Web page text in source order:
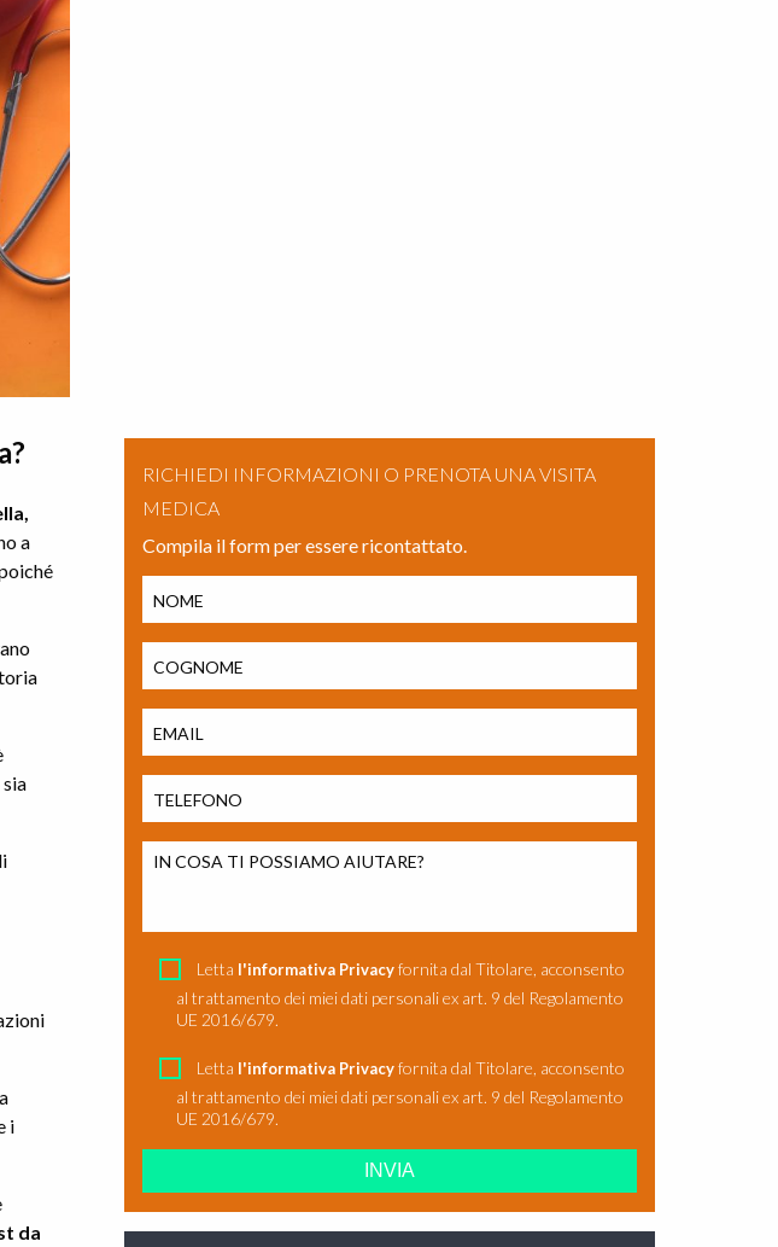
a
i
da
RICHIEDI INFORMAZIONI O PRENOTA UNA VISITA
MEDICA
Compila il form per essere ricontattato.
Si prega di lasciare vuoto questo campo.
Letta l'informativa Privacyfornita dal Titolare, acconsento
al trattamento dei miei dati personali ex art. 9 del Regolamento
UE 2016/679.
Letta l'informativa Privacyfornita dal Titolare, acconsento
al trattamento dei miei dati personali ex art. 9 del Regolamento
UE 2016/679.